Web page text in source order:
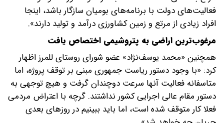
فعالیت‌های دولت با برنامه‌های بومیان سازگار باشد، اینجا
افراد زیادی از مرتع و زمین کشاورزی درآمد و تولید دارند».
مرغوب‌ترین اراضی به پتروشیمی اختصاص یافت
همچنین «محمد یوسف‌نژاد» عضو شورای روستای للمرز اظهار
کرد: «با وجود دستور ریاست جمهوری مبنی بر توقف پروژه، اما
متاسفانه فعالیت آنها سرعت دوچندان گرفت و هیچ توجهی به
دستور مقام عالی اجرایی کشور نداشتند. گرچه با اعتراض مردمی
فعلا کار متوقف شده است، اما باید ببینیم در روز‌های بعدی